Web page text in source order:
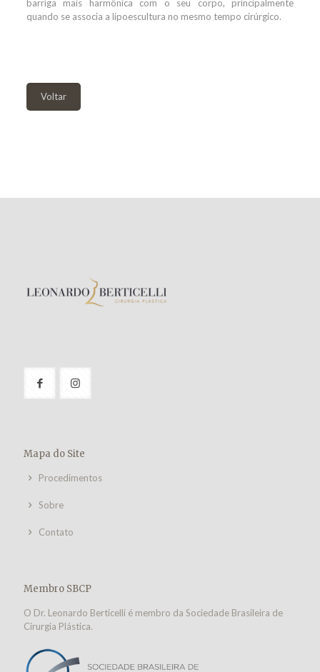
barriga mais harmônica com o seu corpo, principalmente
quando se associa a lipoescultura no mesmo tempo cirúrgico.
Voltar
Mapa do Site
Procedimentos
Sobre
Contato
Membro SBCP
O Dr. Leonardo Berticelli é membro da Sociedade Brasileira de
Cirurgia Plástica.